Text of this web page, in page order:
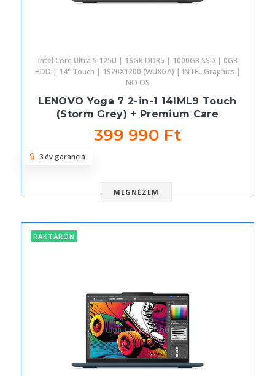
Intel Core Ultra 5 125U | 16GB DDR5 | 1000GB SSD | 0GB
HDD | 14" Touch | 1920X1200 (WUXGA) | INTEL Graphics |
NO OS
LENOVO Yoga 7 2-in-1 14IML9 Touch
(Storm Grey) + Premium Care
399 990 Ft
MEGNÉZEM
3 év garancia
RAKTÁRON